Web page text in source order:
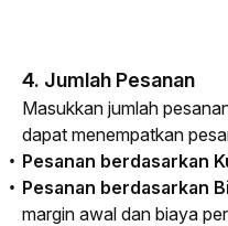
4. Jumlah Pesanan
Masukkan jumlah
dapat menempatkan
Pesanan berdasarkan
Pesanan berdasarkan
margin awal dan biaya